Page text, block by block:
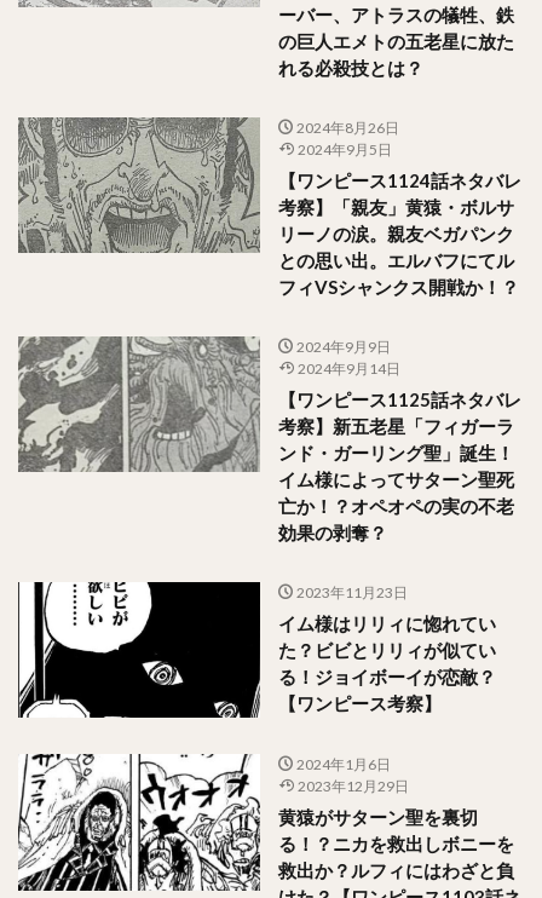
ーバー、アトラスの犠牲、鉄
の巨人エメトの五老星に放た
れる必殺技とは？
2024年8月26日
2024年9月5日
【ワンピース1124話ネタバレ
考察】「親友」黄猿・ボルサ
リーノの涙。親友ベガパンク
との思い出。エルバフにてル
フィVSシャンクス開戦か！？
2024年9月9日
2024年9月14日
【ワンピース1125話ネタバレ
考察】新五老星「フィガーラ
ンド・ガーリング聖」誕生！
イム様によってサターン聖死
亡か！？オペオペの実の不老
効果の剥奪？
2023年11月23日
イム様はリリィに惚れてい
た？ビビとリリィが似てい
る！ジョイボーイが恋敵？
【ワンピース考察】
2024年1月6日
2023年12月29日
黄猿がサターン聖を裏切
る！？ニカを救出しボニーを
救出か？ルフィにはわざと負